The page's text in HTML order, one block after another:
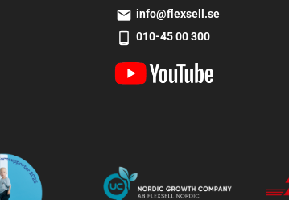
s
m
t2
h
o
s
m
t1
e
o
n
info@flexsell.se
m
t2
e
a
010-45 00 300